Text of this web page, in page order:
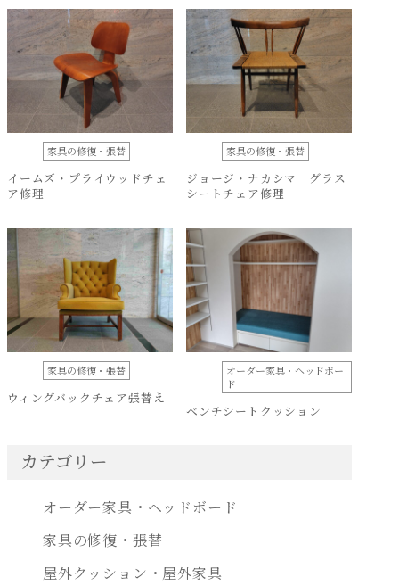
家具の修復・張替
イームズ・プライウッドチェ
ア修理
家具の修復・張替
ジョージ・ナカシマ グラス
シートチェア修理
家具の修復・張替
ウィングバックチェア張替え
オーダー家具・ヘッドボー
ド
ベンチシートクッション
カテゴリー
オーダー家具・ヘッドボード
家具の修復・張替
屋外クッション・屋外家具